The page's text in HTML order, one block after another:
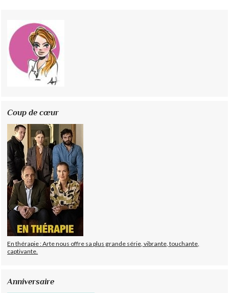
Coup de cœur
En thérapie : Arte nous offre sa plus grande série, vibrante, touchante,
captivante.
Anniversaire